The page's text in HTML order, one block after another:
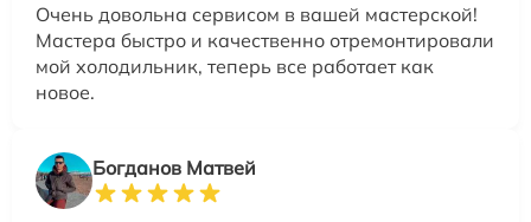
Очень довольна сервисом в вашей мастерской!
Мастера быстро и качественно отремонтировали
мой холодильник, теперь все работает как
новое.
Богданов Матвей